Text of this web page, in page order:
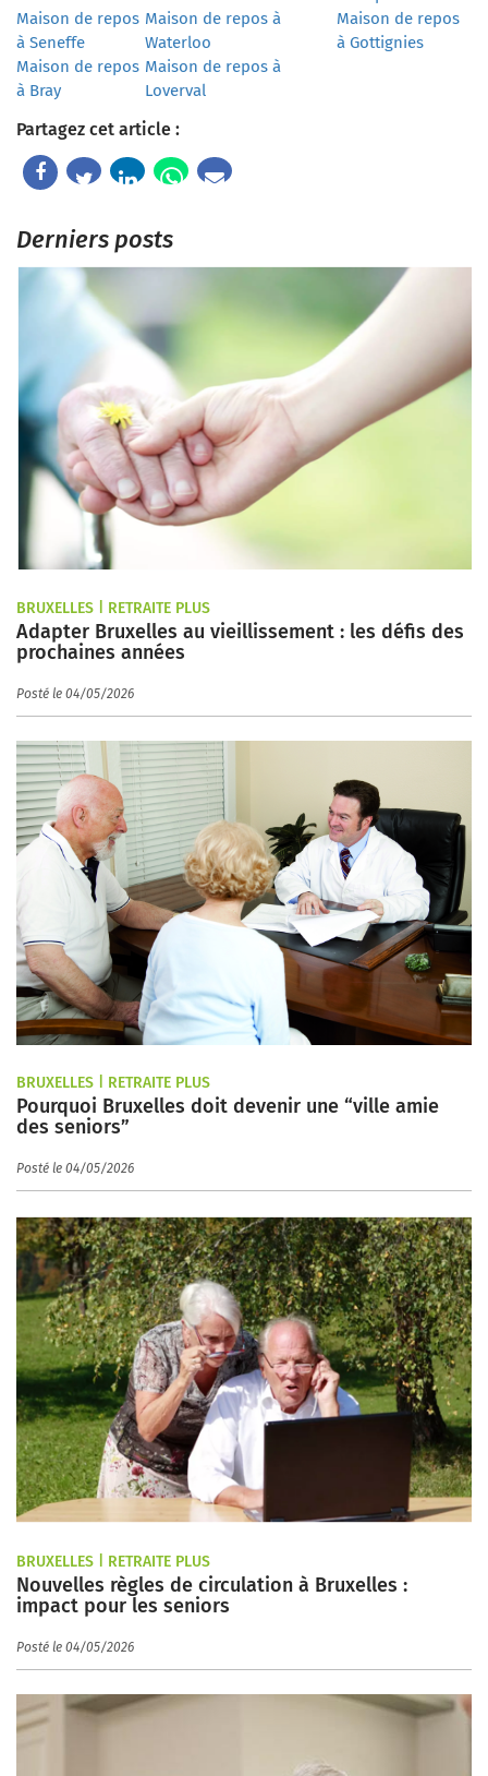
Maison de repos
à Seneffe
Maison de repos à
Waterloo
Maison de repos
à Gottignies
Maison de repos
à Bray
Maison de repos à
Loverval
Partagez cet article :
Derniers posts
BRUXELLES | RETRAITE PLUS
Adapter Bruxelles au vieillissement : les défis des
prochaines années
Posté le 04/05/2026
BRUXELLES | RETRAITE PLUS
Pourquoi Bruxelles doit devenir une “ville amie
des seniors”
Posté le 04/05/2026
BRUXELLES | RETRAITE PLUS
Nouvelles règles de circulation à Bruxelles :
impact pour les seniors
Posté le 04/05/2026